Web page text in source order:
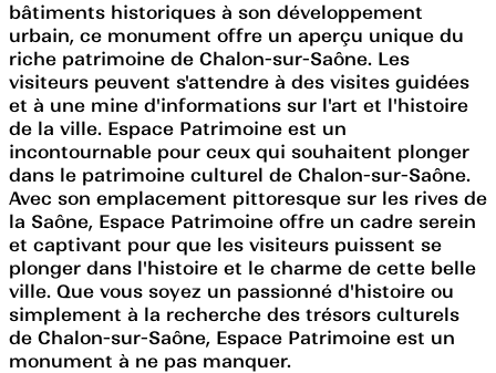
bâtiments historiques à son développement
urbain, ce monument offre un aperçu unique du
riche patrimoine de Chalon-sur-Saône. Les
visiteurs peuvent s'attendre à des visites guidées
et à une mine d'informations sur l'art et l'histoire
de la ville. Espace Patrimoine est un
incontournable pour ceux qui souhaitent plonger
dans le patrimoine culturel de Chalon-sur-Saône.
Avec son emplacement pittoresque sur les rives de
la Saône, Espace Patrimoine offre un cadre serein
et captivant pour que les visiteurs puissent se
plonger dans l'histoire et le charme de cette belle
ville. Que vous soyez un passionné d'histoire ou
simplement à la recherche des trésors culturels
de Chalon-sur-Saône, Espace Patrimoine est un
monument à ne pas manquer.